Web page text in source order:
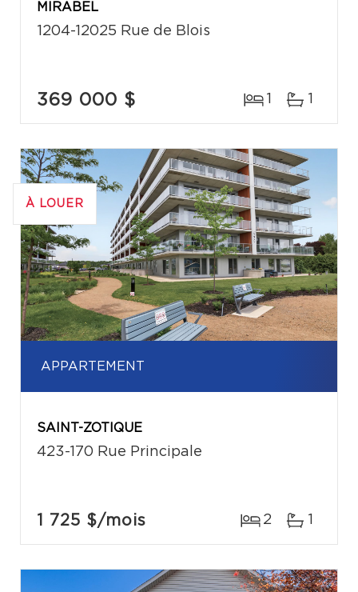
MIRABEL
1204-12025 Rue de Blois
369 000 $ 1 1
À LOUER
APPARTEMENT
SAINT-ZOTIQUE
423-170 Rue Principale
1 725 $/mois 2 1